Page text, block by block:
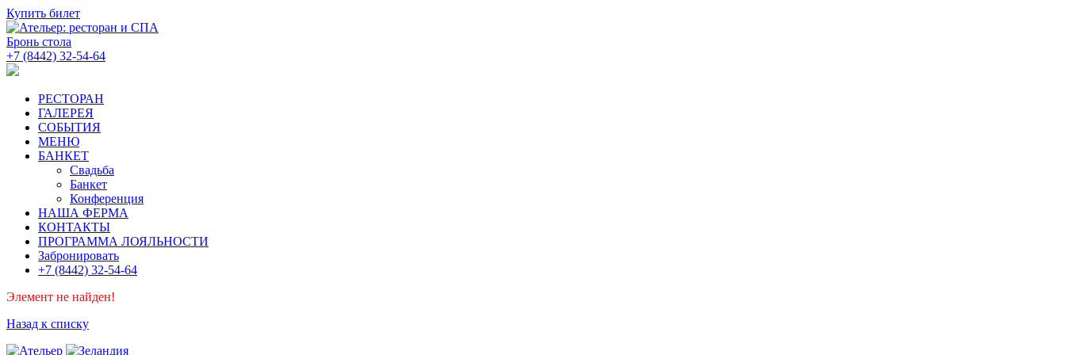
Купить билет
Бронь стола
+7 (8442) 32-54-64
РЕСТОРАН
ГАЛЕРЕЯ
СОБЫТИЯ
МЕНЮ
БАНКЕТ
Свадьба
Банкет
Конференция
НАША ФЕРМА
КОНТАКТЫ
ПРОГРАММА ЛОЯЛЬНОСТИ
Забронировать
+7 (8442) 32-54-64
Элемент не найден!
Назад к списку